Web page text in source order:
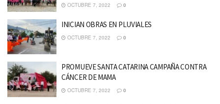
OCTUBRE 7, 2022 0
INICIAN OBRAS EN PLUVIALES
OCTUBRE 7, 2022 0
PROMUEVE SANTA CATARINA CAMPAÑA CONTRA
CÁNCER DE MAMA
OCTUBRE 7, 2022 0